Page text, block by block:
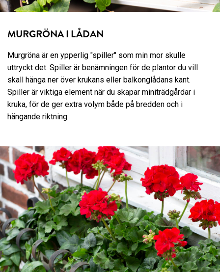
MURGRÖNA I LÅDAN
Murgröna är en ypperlig "spiller" som min mor skulle
uttryckt det. Spiller är benämningen för de plantor du vill
skall hänga ner över krukans eller balkonglådans kant.
Spiller är viktiga element när du skapar miniträdgårdar i
kruka, för de ger extra volym både på bredden och i
hängande riktning.